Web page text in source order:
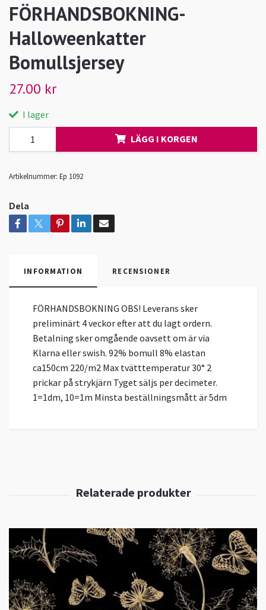
FÖRHANDSBOKNING-
Halloweenkatter
Bomullsjersey
27.00 kr
I lager
LÄGG I KORGEN
Artikelnummer: Ep 1092
Dela
INFORMATION RECENSIONER
FÖRHANDSBOKNING OBS! Leverans sker
preliminärt 4 veckor efter att du lagt ordern.
Betalning sker omgående oavsett om är via
Klarna eller swish. 92% bomull 8% elastan
ca150cm 220/m2 Max tvätttemperatur 30° 2
prickar på strykjärn Tyget säljs per decimeter.
1=1dm, 10=1m Minsta beställningsmått är 5dm